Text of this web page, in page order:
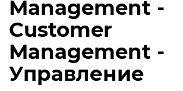
Management -
Customer
Management -
Управление